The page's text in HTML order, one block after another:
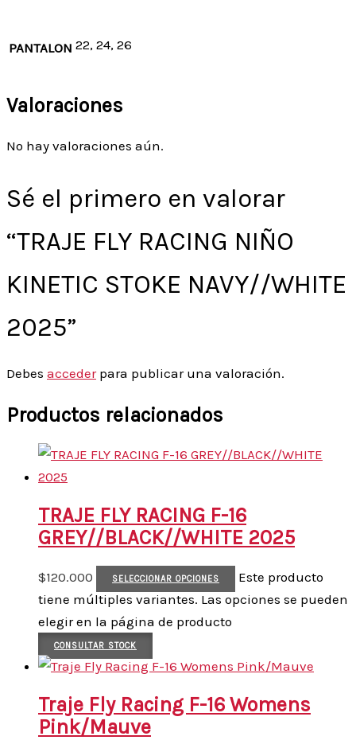
PANTALON 22, 24, 26
Valoraciones
No hay valoraciones aún.
Sé el primero en valorar
“TRAJE FLY RACING NIÑO
KINETIC STOKE NAVY//WHITE
2025”
Debes accederpara publicar una valoración.
Productos relacionados
TRAJE FLY RACING F-16
GREY//BLACK//WHITE 2025
$120.000 SELECCIONAR OPCIONES
Este producto
tiene múltiples variantes. Las opciones se pueden
elegir en la página de producto
CONSULTAR STOCK
Traje Fly Racing F-16 Womens
Pink/Mauve